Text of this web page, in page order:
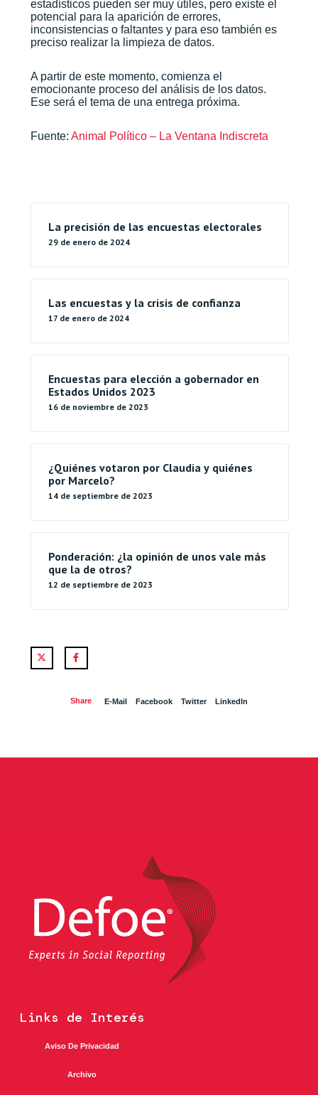
estadísticos pueden ser muy útiles, pero existe el
potencial para la aparición de errores,
inconsistencias o faltantes y para eso también es
preciso realizar la limpieza de datos.
A partir de este momento, comienza el
emocionante proceso del análisis de los datos.
Ese será el tema de una entrega próxima.
Fuente: Animal Político – La Ventana Indiscreta
La precisión de las encuestas electorales
29 de enero de 2024
Las encuestas y la crisis de confianza
17 de enero de 2024
Encuestas para elección a gobernador en
Estados Unidos 2023
16 de noviembre de 2023
¿Quiénes votaron por Claudia y quiénes
por Marcelo?
14 de septiembre de 2023
Ponderación: ¿la opinión de unos vale más
que la de otros?
12 de septiembre de 2023
Share E-Mail Facebook Twitter LinkedIn
Links de Interés
Aviso De Privacidad
Archivo